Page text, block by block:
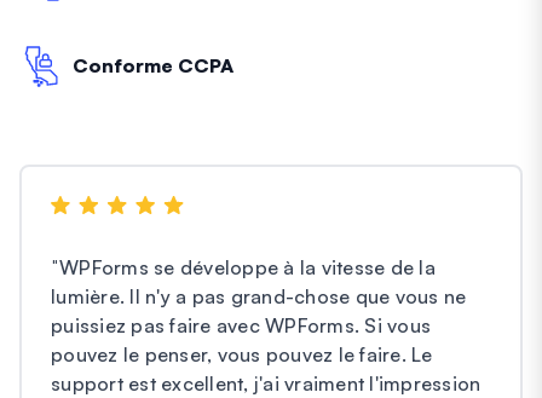
Conforme CCPA
"WPForms se développe à la vitesse de la
lumière. Il n'y a pas grand-chose que vous ne
puissiez pas faire avec WPForms. Si vous
pouvez le penser, vous pouvez le faire. Le
support est excellent, j'ai vraiment l'impression